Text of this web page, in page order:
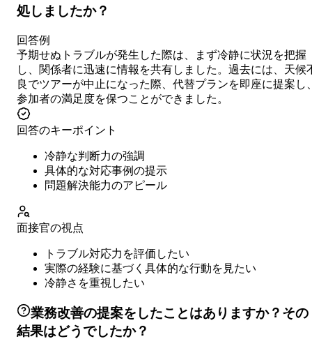
処しましたか？
回答例
予期せぬトラブルが発生した際は、まず冷静に状況を把握
し、関係者に迅速に情報を共有しました。過去には、天候
良でツアーが中止になった際、代替プランを即座に提案し
参加者の満足度を保つことができました。
回答のキーポイント
冷静な判断力の強調
具体的な対応事例の提示
問題解決能力のアピール
面接官の視点
トラブル対応力を評価したい
実際の経験に基づく具体的な行動を見たい
冷静さを重視したい
業務改善の提案をしたことはありますか？その
結果はどうでしたか？